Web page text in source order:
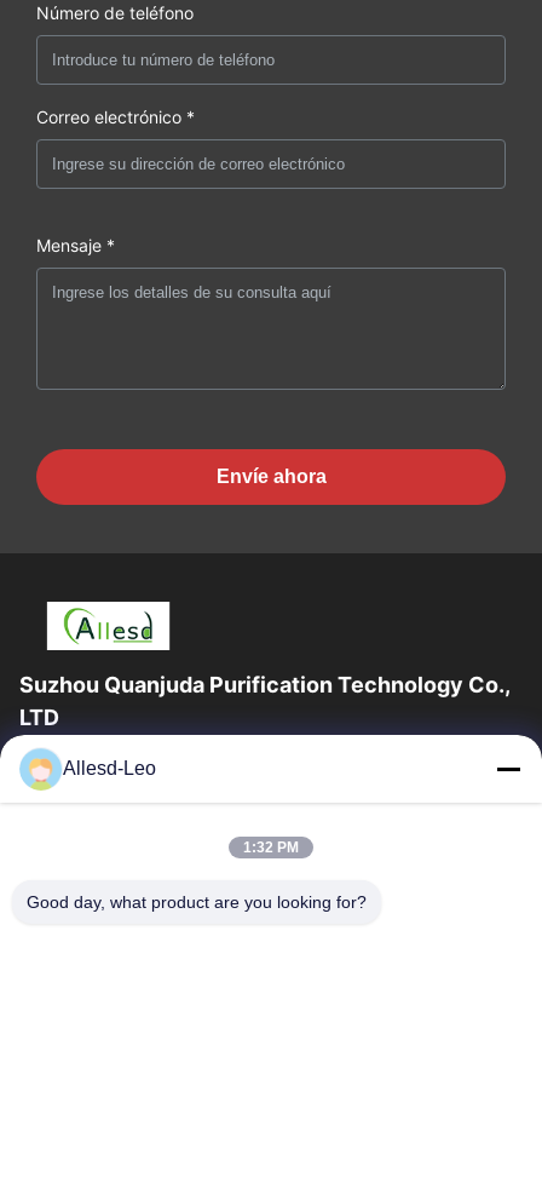
Número de teléfono
Correo electrónico *
Mensaje *
Envíe ahora
Suzhou Quanjuda Purification Technology Co.,
LTD
la experiencia 16years, como fabricante y un exportador
principales de ESD y los productos del recinto limpio,
Hogar
Productos
Allesd-Leo
1:32 PM
Good day, what product are you looking for?